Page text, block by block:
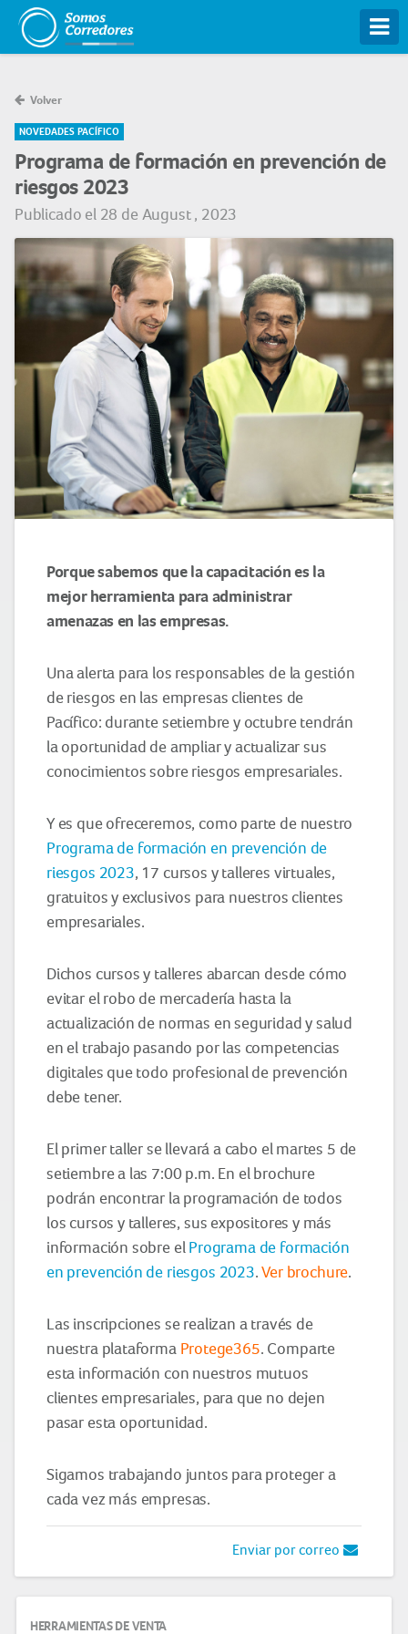
Volver
NOVEDADES PACÍFICO
Programa de formación en prevención de
riesgos 2023
Publicado el 28 de August , 2023
Porque sabemos que la capacitación es la
mejor herramienta para administrar
amenazas en las empresas.
Una alerta para los responsables de la gestión
de riesgos en las empresas clientes de
Pacífico: durante setiembre y octubre tendrán
la oportunidad de ampliar y actualizar sus
conocimientos sobre riesgos empresariales.
Y es que ofreceremos, como parte de nuestro
Programa de formación en prevención de
riesgos 2023, 17 cursos y talleres virtuales,
gratuitos y exclusivos para nuestros clientes
empresariales.
Dichos cursos y talleres abarcan desde cómo
evitar el robo de mercadería hasta la
actualización de normas en seguridad y salud
en el trabajo pasando por las competencias
digitales que todo profesional de prevención
debe tener.
El primer taller se llevará a cabo el martes 5 de
setiembre a las 7:00 p.m. En el brochure
podrán encontrar la programación de todos
los cursos y talleres, sus expositores y más
información sobre el Programa de formación
en prevención de riesgos 2023.Ver brochure.
Las inscripciones se realizan a través de
nuestra plataforma Protege365. Comparte
esta información con nuestros mutuos
clientes empresariales, para que no dejen
pasar esta oportunidad.
Sigamos trabajando juntos para proteger a
cada vez más empresas.
Enviar por correo
HERRAMIENTAS DE VENTA